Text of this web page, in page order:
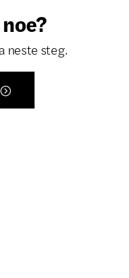
neste steg.
